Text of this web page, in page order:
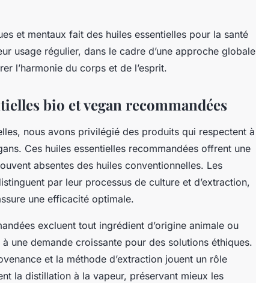
et mentaux fait des huiles essentielles pour la santé
usage régulier, dans le cadre d’une approche globale
l’harmonie du corps et de l’esprit.
bio et vegan recommandées
nous avons privilégié des produits qui respectent à
Ces huiles essentielles recommandées offrent une
absentes des huiles conventionnelles. Les
par leur processus de culture et d’extraction,
une efficacité optimale.
excluent tout ingrédient d’origine animale ou
une demande croissante pour des solutions éthiques.
et la méthode d’extraction jouent un rôle
la distillation à la vapeur, préservant mieux les